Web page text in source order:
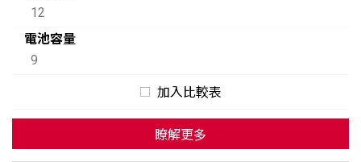
12
電池容量
9
加入比較表
瞭解更多